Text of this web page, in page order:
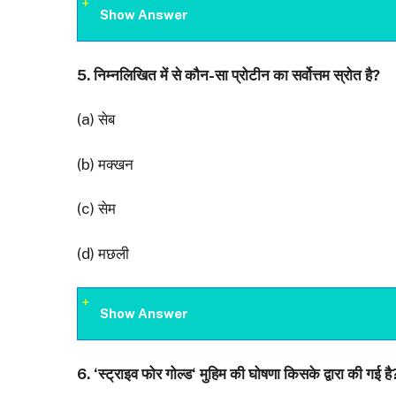
Show Answer
5.निम्नलिखित में से कौन-सा प्रोटीन का सर्वोत्तम स्रोत है?
(a) सेब
(b) मक्खन
(c) सेम
(d) मछली
Show Answer
6. ‘स्ट्राइव फोर गोल्ड‘मुहिम की घोषणा किसके द्वारा की गई है